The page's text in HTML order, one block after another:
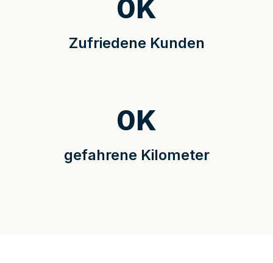
Zufriedene Kunden
0K
gefahrene Kilometer
0K